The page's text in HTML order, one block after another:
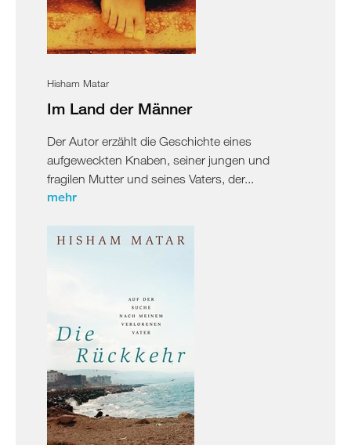
Hisham Matar
Im Land der Männer
Der Autor erzählt die Geschichte eines
aufgeweckten Knaben, seiner jungen und
fragilen Mutter und seines Vaters, der...
mehr